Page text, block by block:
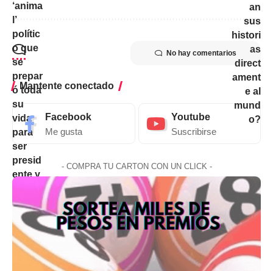
No hay comentarios
Mantente conectado
Facebook
Me gusta
Youtube
Suscribirse
- COMPRA TU CARTON CON UN CLICK -